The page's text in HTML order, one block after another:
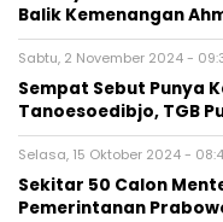
Balik Kemenangan
Sabtu, 2 November 2024 -
Sempat Sebut Punya
Tanoesoedibjo, TGB
Selasa, 15 Oktober 2024 -
Sekitar 50 Calon
Pemerintanan